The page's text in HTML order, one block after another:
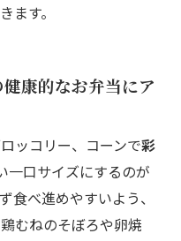
ます。
康的なお弁当にア
ッコリー、コーンで彩
一口サイズにするのが
食べ進めやすいよう、
むねのそぼろや卵焼